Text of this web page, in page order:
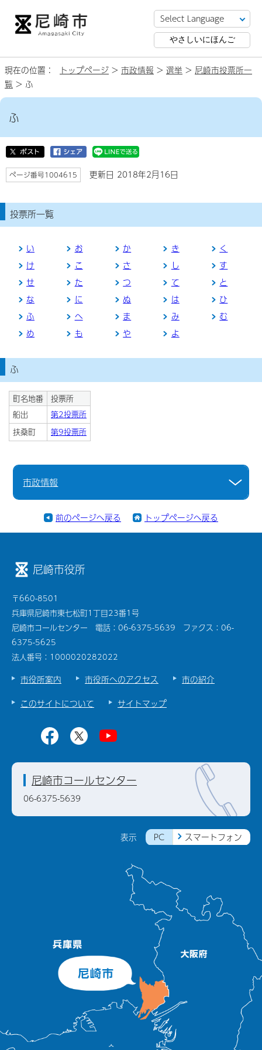
やさしいにほんご
現在の位置： トップページ > 市政情報 > 選挙 > 尼崎市投票所一
覧 > ふ
ふ
ページ番号1004615 更新日 2018年2月16日
投票所一覧
い お か き
く
け
こ さ し
す
せ
た つ て
と
な
に ぬ は
ひ
ふ
へ ま み
む
め
も や よ
ふ
町名地番
投票所
船出
第2投票所
扶桑町
第9投票所
市政情報
前のページへ戻る トップページへ戻る
尼崎市役所
〒660-8501
兵庫県尼崎市東七松町1丁目23番1号
尼崎市コールセンター 電話：06-6375-5639 ファクス：06-
6375-5625
法人番号：1000020282022
市役所案内 市役所へのアクセス
市の紹介
このサイトについて
サイトマップ
表示 PC スマートフォン
尼崎市コールセンター
06-6375-5639